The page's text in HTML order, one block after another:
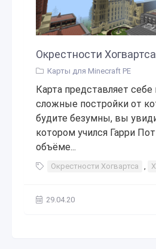
Окрестности Хогвартса
Карты для Minecraft PE
Карта представляет
сложные постройки от
будите безумны, вы
котором учился Гарри
объёме...
Окрестности Хогвартса ,
29.04.20